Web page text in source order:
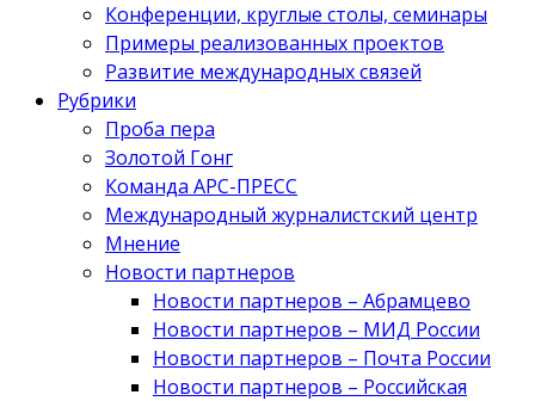
Конференции, круглые столы, семинары
Примеры реализованных проектов
Развитие международных связей
Рубрики
Проба пера
Золотой Гонг
Команда АРС-ПРЕСС
Международный журналистский центр
Мнение
Новости партнеров
Новости партнеров – Абрамцево
Новости партнеров – МИД России
Новости партнеров – Почта России
Новости партнеров – Российская